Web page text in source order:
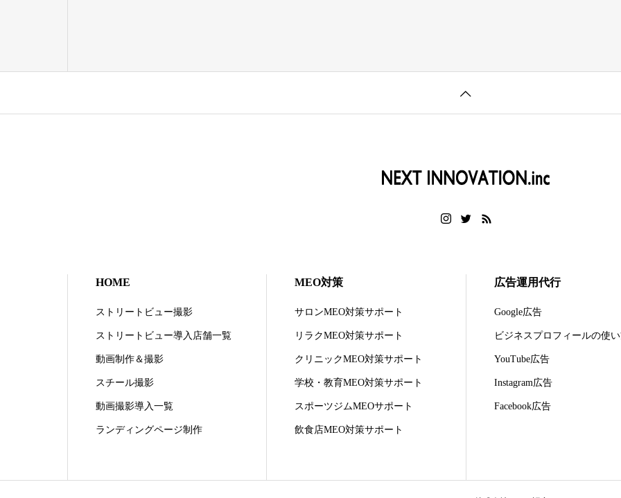
HOME
ストリートビュー撮影
ストリートビュー導入店舗一覧
動画制作＆撮影
スチール撮影
動画撮影導入一覧
ランディングページ制作
MEO対策
サロンMEO対策サポート
リラクMEO対策サポート
クリニックMEO対策サポート
学校・教育MEO対策サポート
スポーツジムMEOサポート
飲食店MEO対策サポート
広告運用代行
Google広告
ビジネスプロフィールの使
YouTube広告
Instagram広告
Facebook広告